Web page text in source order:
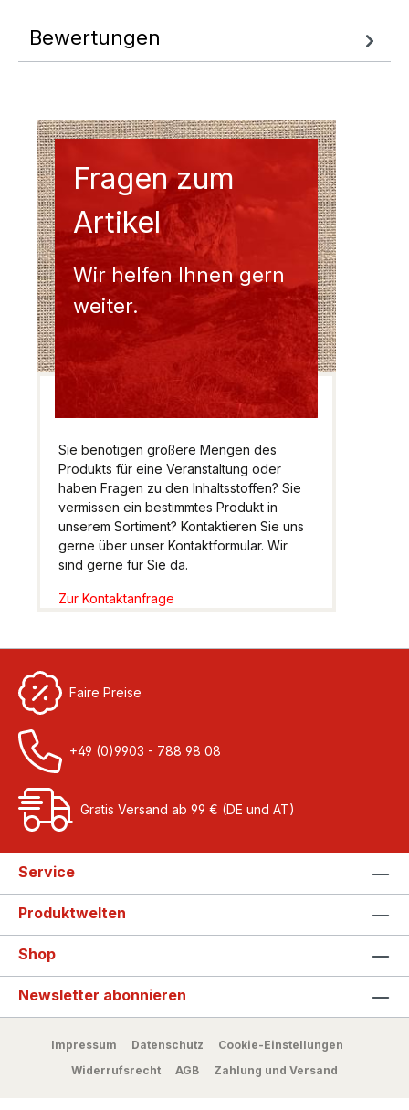
Bewertungen
Fragen zum
Artikel
Wir helfen Ihnen gern
weiter.
Sie benötigen größere Mengen des
Produkts für eine Veranstaltung oder
haben Fragen zu den Inhaltsstoffen? Sie
vermissen ein bestimmtes Produkt in
unserem Sortiment? Kontaktieren Sie uns
gerne über unser Kontaktformular. Wir
sind gerne für Sie da.
Zur Kontaktanfrage
Faire Preise
+49 (0)9903 - 788 98 08
Gratis Versand ab 99 € (DE und AT)
Service
Produktwelten
Shop
Newsletter abonnieren
Impressum Datenschutz
Cookie-Einstellungen
Widerrufsrecht
AGB Zahlung und Versand